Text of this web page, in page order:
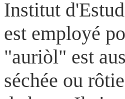
Institut
est employé
"auriòl" est
séchée ou